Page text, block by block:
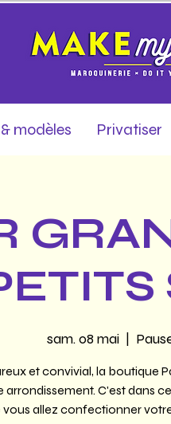
modèles Privatiser
sam. 08 mai
  |
et convivial, la boutique
arrondissement. C'est dans
allez confectionner